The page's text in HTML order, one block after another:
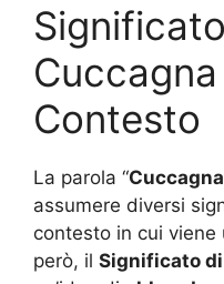
Contesto
La parola “Cuccagna
assumere diversi
contesto in cui viene
però, il Significato